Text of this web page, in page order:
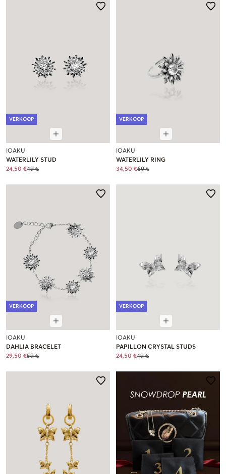
VERKOOP
IOAKU
WATERLILY STUD
24,50 €49 €
VERKOOP
IOAKU
WATERLILY RING
34,50 €69 €
VERKOOP
IOAKU
DAHLIA BRACELET
29,50 €59 €
VERKOOP
IOAKU
PAPILLON CRYSTAL STUDS
24,50 €49 €